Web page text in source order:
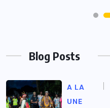
Blog Posts
A LA
UNE